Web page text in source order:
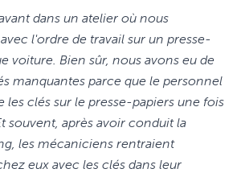
dans un atelier où nous
l'ordre de travail sur un presse-
voiture. Bien sûr, nous avons eu de
manquantes parce que le personnel
les clés sur le presse-papiers une fois
souvent, après avoir conduit la
les mécaniciens rentraient
eux avec les clés dans leur